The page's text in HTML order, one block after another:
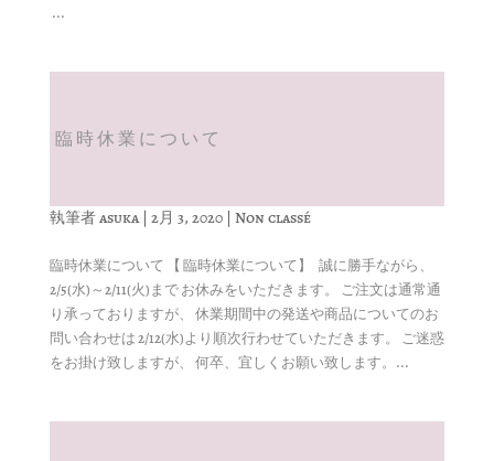
...
臨時休業について
執筆者asuka| 2月 3, 2020| Non classé
臨時休業について 【 臨時休業について】 誠に勝手ながら、
2/5(水)～2/11(火)まで お休みをいただきます。 ご注文は通常通
り承っておりますが、 休業期間中の発送や商品についてのお
問い合わせは 2/12(水)より順次行わせていただきます。 ご迷惑
をお掛け致しますが、 何卒、宜しくお願い致します。...